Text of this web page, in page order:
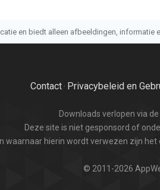
en biedt alleen afbeeldingen, informatie
Contact· Privacybeleid en
Downloads verlopen via de
Deze site is niet gesponsord of
waarnaar hierin wordt verwezen zijn het
© 2011-2026